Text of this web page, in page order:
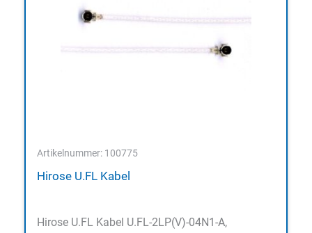
Artikelnummer: 100775
Hirose U.FL Kabel
Hirose U.FL Kabel U.FL-2LP(V)-04N1-A,